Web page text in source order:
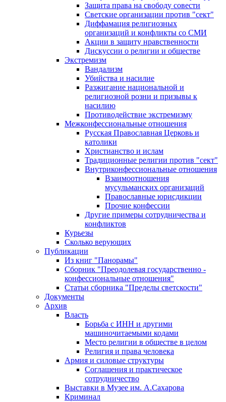
Защита права на свободу совести
Светские организации против "сект"
Диффамация религиозных
организаций и конфликты со СМИ
Акции в защиту нравственности
Дискуссии о религии и обществе
Экстремизм
Вандализм
Убийства и насилие
Разжигание национальной и
религиозной розни и призывы к
насилию
Противодействие экстремизму
Межконфессиональные отношения
Русская Православная Церковь и
католики
Христианство и ислам
Традиционные религии против "сект"
Внутриконфессиональные отношения
Взаимоотношения
мусульманских организаций
Православные юрисдикции
Прочие конфессии
Другие примеры сотрудничества и
конфликтов
Курьезы
Сколько верующих
Публикации
Из книг "Панорамы"
Сборник "Преодолевая государственно -
конфессиональные отношения"
Статьи сборника "Пределы светскости"
Документы
Архив
Власть
Борьба с ИНН и другими
машиночитаемыми кодами
Место религии в обществе в целом
Религия и права человека
Армия и силовые структуры
Соглашения и практическое
сотрудничество
Выставки в Музее им. А.Сахарова
Криминал